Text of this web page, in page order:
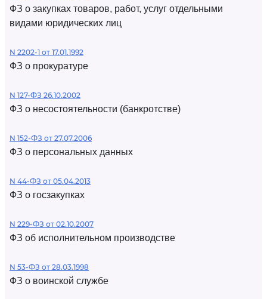
ФЗ о закупках товаров, работ, услуг отдельными
видами юридических лиц
N 2202-1 от 17.01.1992
ФЗ о прокуратуре
N 127-ФЗ 26.10.2002
ФЗ о несостоятельности (банкротстве)
N 152-ФЗ от 27.07.2006
ФЗ о персональных данных
N 44-ФЗ от 05.04.2013
ФЗ о госзакупках
N 229-ФЗ от 02.10.2007
ФЗ об исполнительном производстве
N 53-ФЗ от 28.03.1998
ФЗ о воинской службе